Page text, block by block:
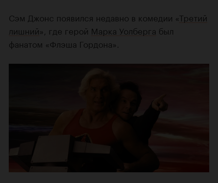
Сэм Джонс появился недавно в комедии «Третий
лишний», где герой Марка Уолберга был
фанатом «Флэша Гордона».